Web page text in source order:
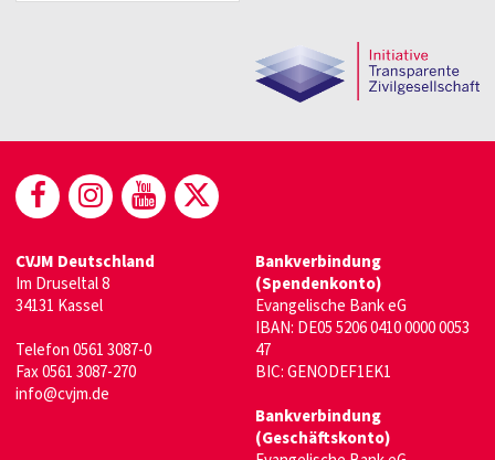
(öffnet in neuem Fenster)
(öffnet in neuem Fenster)
(öffnet in neuem Fenster)
(öffnet in neuem
CVJM Deutschland
Im Druseltal 8
34131 Kassel
Telefon 0561 3087-0
Fax 0561 3087-270
info@cvjm.de
Bankverbindung
(Spendenkonto)
Evangelische Bank eG
IBAN: DE05 5206 0410 0000 0053
47
BIC: GENODEF1EK1
Bankverbindung
(Geschäftskonto)